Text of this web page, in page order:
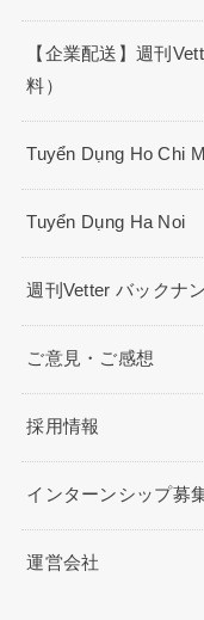
【企業配送】週刊
料）
Tuyển Dụng Ho Chi
Tuyển Dụng Ha Noi
週刊Vetter バックナ
ご意見・ご感想
採用情報
インターンシップ募
運営会社